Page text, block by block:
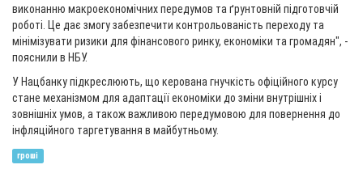
виконанню макроекономічних передумов та ґрунтовній підготовчій
роботі. Це дає змогу забезпечити контрольованість переходу та
мінімізувати ризики для фінансового ринку, економіки та громадян", -
пояснили в НБУ.
У Нацбанку підкреслюють, що керована гнучкість офіційного курсу
стане механізмом для адаптації економіки до зміни внутрішніх і
зовнішніх умов, а також важливою передумовою для повернення до
інфляційного таргетування в майбутньому.
гроші